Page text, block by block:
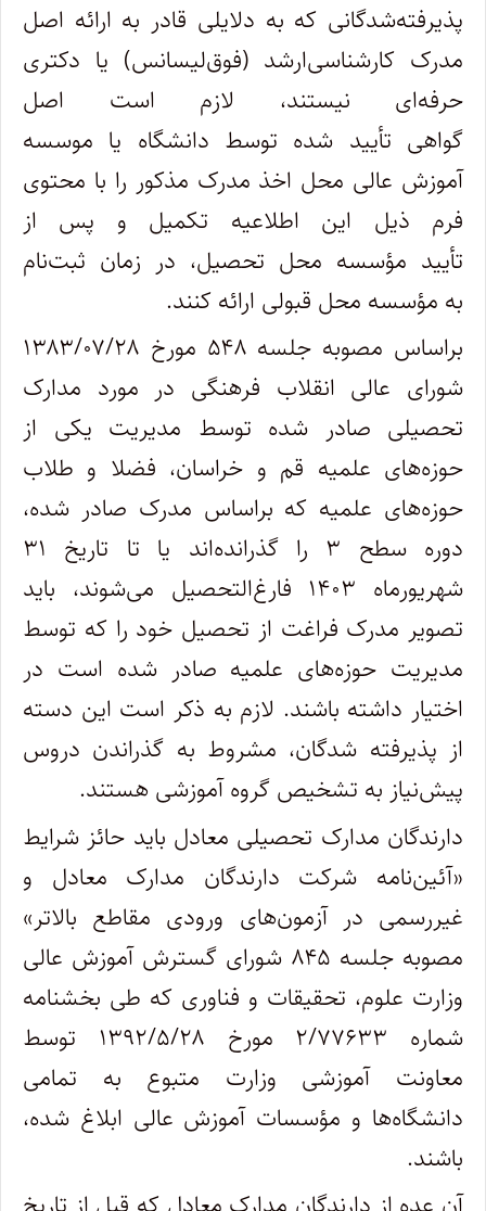
پذیرفته‌شدگانی که به‌ دلایلی‌ قادر به‌ ارائه‌ اصل‌
مدرک‌ کارشناسی‌ارشد (فوق‌لیسانس) یا دکتری
حرفه‌ای نیستند، لازم‌ است اصل‌
گواهی‌ تأیید شده‌ توسط دانشگاه یا موسسه‌
آموزش‌ عالی‌ محل اخذ مدرک مذکور را با محتوی
فرم ذیل این اطلاعیه تکمیل و پس از
تأیید مؤسسه محل تحصیل، در زمان ثبت‌نام
به مؤسسه محل قبولی ارائه کنند.
براساس مصوبه جلسه ۵۴۸ مورخ ۱۳۸۳/۰۷/۲۸
شورای عالی انقلاب فرهنگی در مورد مدارک
تحصیلی صادر شده توسط مدیریت یکی از
حوزه‌های علمیه قم و خراسان، فضلا و طلاب
حوزه‌های علمیه که براساس مدرک صادر شده،
دوره سطح ۳ را گذرانده‌اند یا تا تاریخ ۳۱
شهریورماه ۱۴۰۳ فارغ‌التحصیل می‌شوند، باید
تصویر مدرک فراغت از تحصیل خود را که توسط
مدیریت حوزه‌های علمیه صادر شده است در
اختیار داشته باشند. لازم به ذکر است این دسته
از پذیرفته شدگان، مشروط به گذراندن دروس
پیش‌نیاز به تشخیص گروه آموزشی هستند.
دارندگان مدارک تحصیلی معادل باید حائز شرایط
«آئین‌نامه شرکت دارندگان مدارک معادل و
غیررسمی در آزمون‌های ورودی مقاطع بالاتر»
مصوبه جلسه ۸۴۵ شورای گسترش آموزش عالی
وزارت علوم، تحقیقات و فناوری که طی بخشنامه
شماره ۲/۷۷۶۳۳ مورخ ۱۳۹۲/۵/۲۸ توسط
معاونت آموزشی وزارت متبوع به تمامی
دانشگاه‌ها و مؤسسات آموزش عالی ابلاغ شده،
باشند.